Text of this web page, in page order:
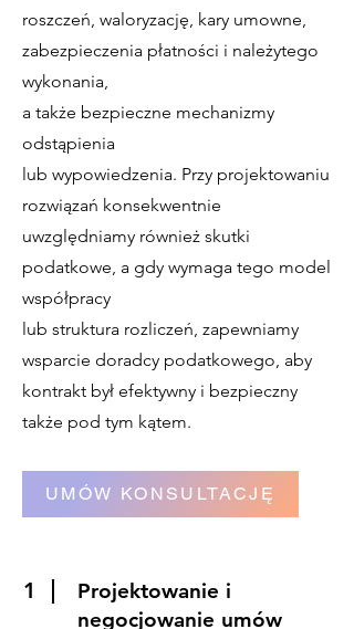
roszczeń, waloryzację, kary umowne,
zabezpieczenia płatności i należytego
wykonania,
a także bezpieczne mechanizmy
odstąpienia
lub wypowiedzenia. Przy projektowaniu
rozwiązań konsekwentnie
uwzględniamy również skutki
podatkowe, a gdy wymaga tego model
współpracy
lub struktura rozliczeń, zapewniamy
wsparcie doradcy podatkowego, aby
kontrakt był efektywny i bezpieczny
także pod tym kątem.
UMÓW KONSULTACJĘ
1
Projektowanie i
negocjowanie umów